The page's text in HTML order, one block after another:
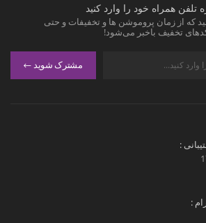
تلفن همراه خود را وارد کنید
که از زمان پروموشن ها و تخفیفات و حتی
تخفیف باخبر می‌شود!
مشترک شوید
:
: